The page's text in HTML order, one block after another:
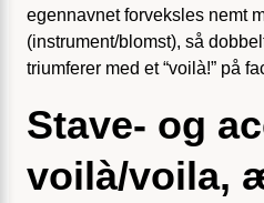
egennavnet forveksles nemt
(instrument/blomst), så
triumferer med et “voilà!” på
Stave- og
voilà/voila,